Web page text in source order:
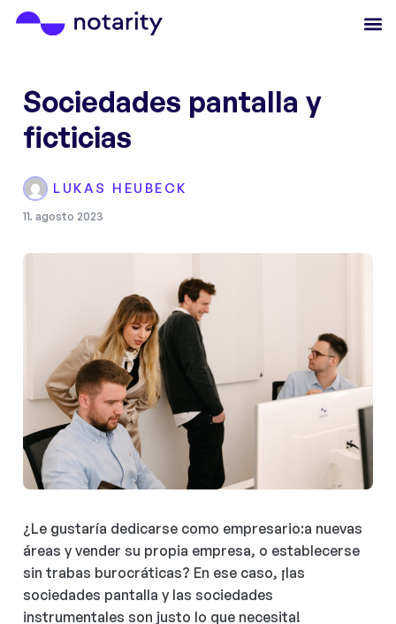
Sociedades pantalla y
ficticias
LUKAS HEUBECK
11. agosto 2023
¿Le gustaría dedicarse como empresario:a nuevas
áreas y vender su propia empresa, o establecerse
sin trabas burocráticas? En ese caso, ¡las
sociedades pantalla y las sociedades
instrumentales son justo lo que necesita!